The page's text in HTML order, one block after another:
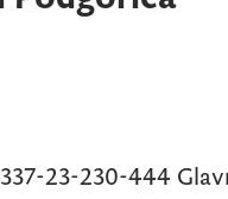
23-230-444